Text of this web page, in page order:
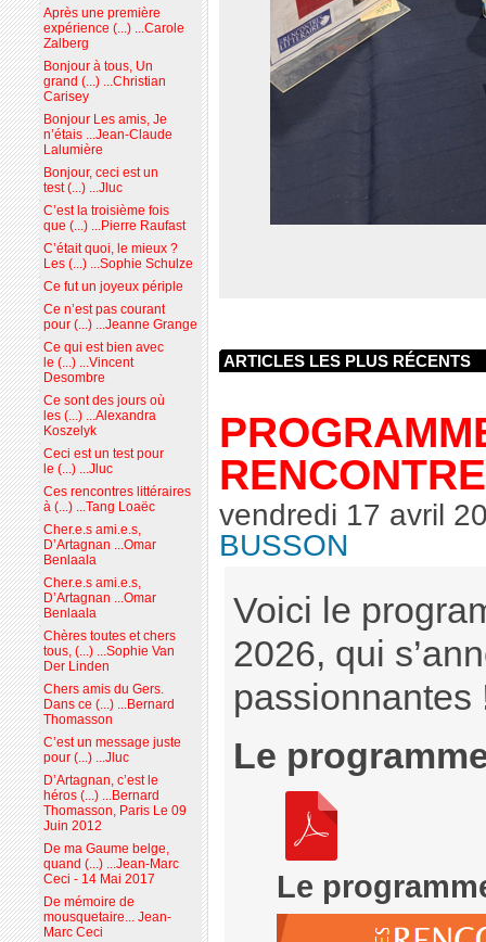
ARTICLES LES PLUS RÉCENTS
vendredi 17 avril
BUSSON
Voici le
2026, qui
passionnantes
Le
Le
Après une première
expérience (...) ...Carole
Zalberg
Bonjour à tous, Un
grand (...) ...Christian
Carisey
Bonjour Les amis, Je
n’étais ...Jean-Claude
Lalumière
Bonjour, ceci est un
test (...) ...Jluc
C’est la troisième fois
que (...) ...Pierre Raufast
C’était quoi, le mieux ?
Les (...) ...Sophie Schulze
Ce fut un joyeux périple
Ce n’est pas courant
pour (...) ...Jeanne Grange
Ce qui est bien avec
le (...) ...Vincent
Desombre
Ce sont des jours où
les (...) ...Alexandra
Koszelyk
Ceci est un test pour
le (...) ...Jluc
Ces rencontres littéraires
à (...) ...Tang Loaëc
Cher.e.s ami.e.s,
D’Artagnan ...Omar
Benlaala
Cher.e.s ami.e.s,
D’Artagnan ...Omar
Benlaala
Chères toutes et chers
tous, (...) ...Sophie Van
Der Linden
Chers amis du Gers.
Dans ce (...) ...Bernard
Thomasson
C’est un message juste
pour (...) ...Jluc
D’Artagnan, c’est le
héros (...) ...Bernard
Thomasson, Paris Le 09
Juin 2012
De ma Gaume belge,
quand (...) ...Jean-Marc
Ceci - 14 Mai 2017
De mémoire de
mousquetaire... Jean-
Marc Ceci